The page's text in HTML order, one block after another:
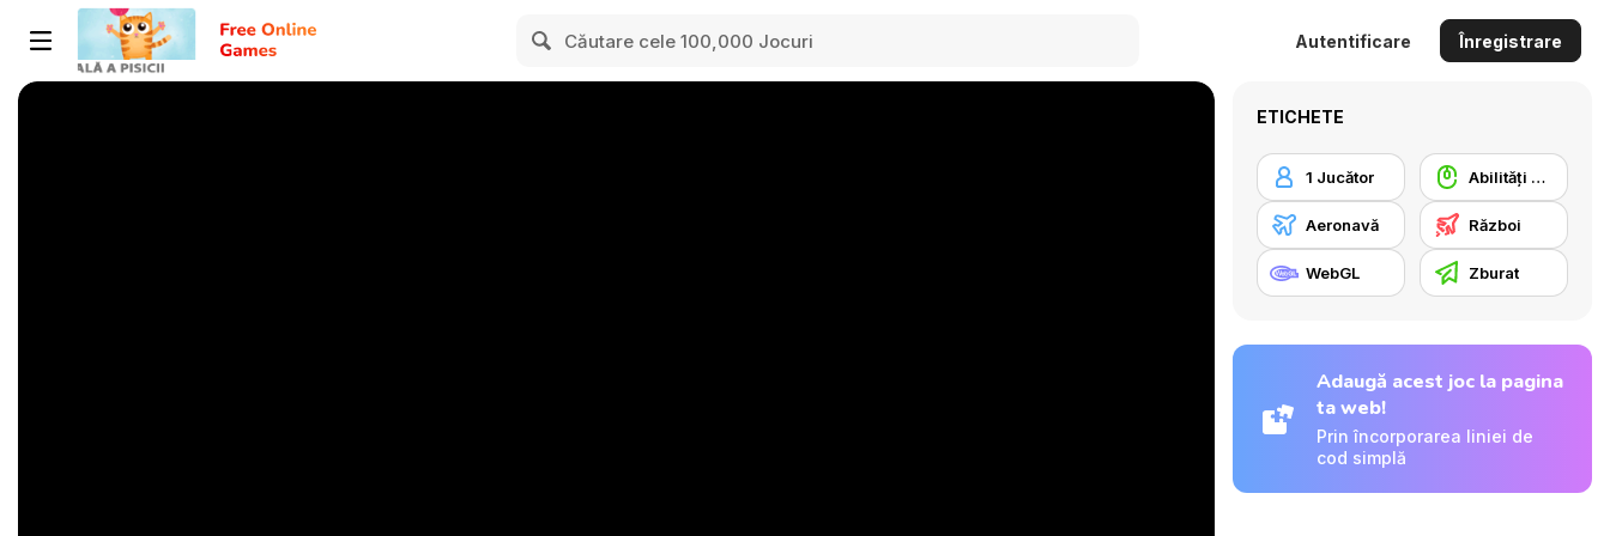
Autentificare Înregistrare
ETICHETE
1 Jucător Abilități Mouse
Aeronavă Război
WebGL Zburat
Adaugă acest joc la pagina
ta web!
Prin încorporarea liniei de
cod simplă